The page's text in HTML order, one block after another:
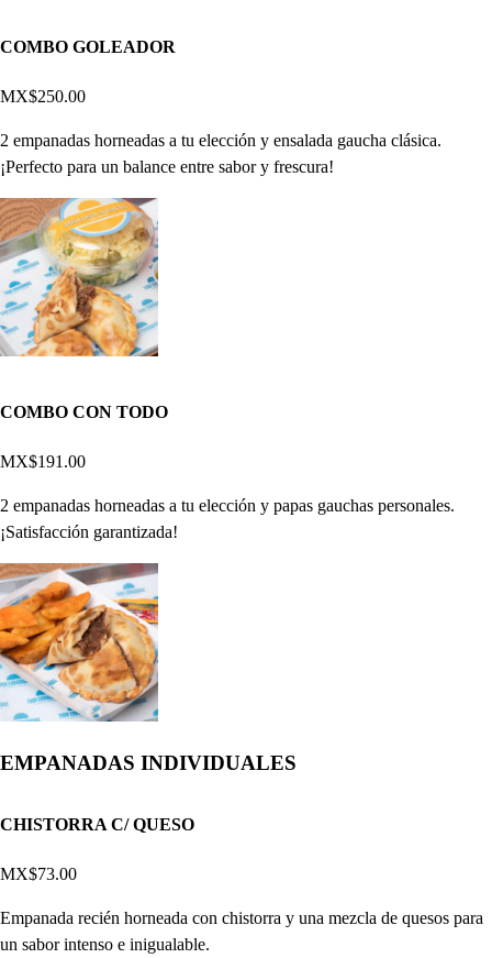
COMBO GOLEADOR
MX$250.00
2 empanadas horneadas a tu elección y ensalada gaucha clásica.
¡Perfecto para un balance entre sabor y frescura!
COMBO CON TODO
MX$191.00
2 empanadas horneadas a tu elección y papas gauchas personales.
¡Satisfacción garantizada!
EMPANADAS INDIVIDUALES
CHISTORRA C/ QUESO
MX$73.00
Empanada recién horneada con chistorra y una mezcla de quesos para
un sabor intenso e inigualable.